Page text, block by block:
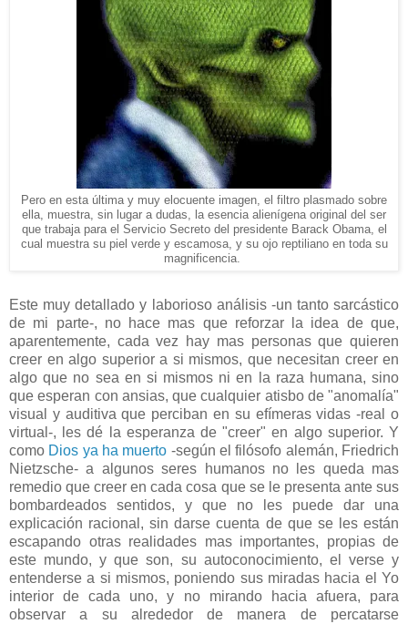
Pero en esta última y muy elocuente imagen, el filtro plasmado sobre
ella, muestra, sin lugar a dudas, la esencia alienígena original del ser
que trabaja para el Servicio Secreto del presidente Barack Obama, el
cual muestra su piel verde y escamosa, y su ojo reptiliano en toda su
magnificencia.
Este muy detallado y laborioso análisis -un tanto sarcástico
de mi parte-, no hace mas que reforzar la idea de que,
aparentemente, cada vez hay mas personas que quieren
creer en algo superior a si mismos, que necesitan creer en
algo que no sea en si mismos ni en la raza humana, sino
que esperan con ansias, que cualquier atisbo de "anomalía"
visual y auditiva que perciban en su efímeras vidas -real o
virtual-, les dé la esperanza de "creer" en algo superior. Y
como Dios ya ha muerto -según el filósofo alemán, Friedrich
Nietzsche- a algunos seres humanos no les queda mas
remedio que creer en cada cosa que se le presenta ante sus
bombardeados sentidos, y que no les puede dar una
explicación racional, sin darse cuenta de que se les están
escapando otras realidades mas importantes, propias de
este mundo, y que son, su autoconocimiento, el verse y
entenderse a si mismos, poniendo sus miradas hacia el Yo
interior de cada uno, y no mirando hacia afuera, para
observar a su alrededor de manera de percatarse